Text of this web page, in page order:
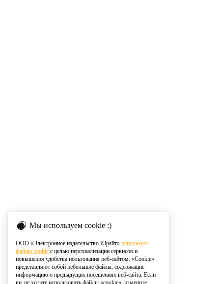
Мы используем cookie :)
ООО «Электронное издательство Юрайт» использует
файлы cookie с целью персонализации сервисов и
повышения удобства пользования веб-сайтом. «Cookie»
представляют собой небольшие файлы, содержащие
информацию о предыдущих посещениях веб-сайта. Если
вы не хотите использовать файлы «cookie», измените